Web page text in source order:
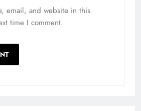
email, and website in this
time I comment.